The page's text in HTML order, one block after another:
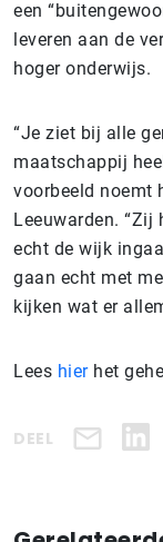
een
leveren aan de
hoger onderwijs.
“Je ziet bij alle
maatschappij
voorbeeld noemt
Leeuwarden. “Zij
echt de wijk
gaan echt met
kijken wat er
Lees hierhet
DEEL